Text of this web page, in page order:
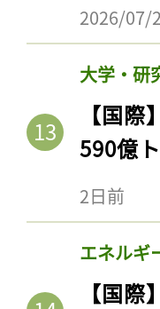
2026/07/
大学・研
【国
590億
2日前
エネルギ
【国